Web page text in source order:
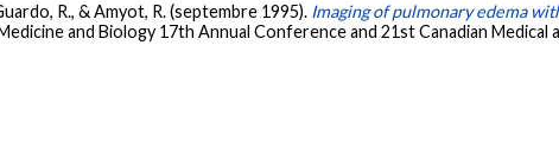
R., & Amyot, R. (septembre 1995). Imaging of pulmonary edema
and Biology 17th Annual Conference and 21st Canadian